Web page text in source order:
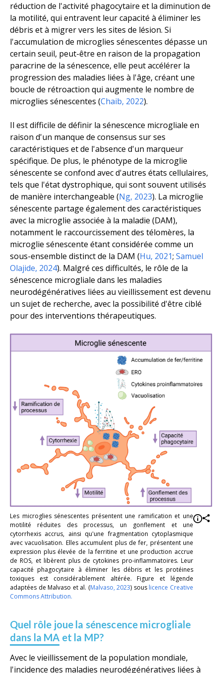
réduction de l'activité phagocytaire et la diminution de
la motilité, qui entravent leur capacité à éliminer les
débris et à migrer vers les sites de lésion. Si
l'accumulation de microglies sénescentes dépasse un
certain seuil, peut-être en raison de la propagation
paracrine de la sénescence, elle peut accélérer la
progression des maladies liées à l'âge, créant une
boucle de rétroaction qui augmente le nombre de
microglies sénescentes (Chaib, 2022).
Il est difficile de définir la sénescence microgliale en
raison d'un manque de consensus sur ses
caractéristiques et de l'absence d'un marqueur
spécifique. De plus, le phénotype de la microglie
sénescente se confond avec d'autres états cellulaires,
tels que l'état dystrophique, qui sont souvent utilisés
de manière interchangeable (Ng, 2023). La microglie
sénescente partage également des caractéristiques
avec la microglie associée à la maladie (DAM),
notamment le raccourcissement des télomères, la
microglie sénescente étant considérée comme un
sous-ensemble distinct de la DAM (Hu, 2021; Samuel
Olajide, 2024). Malgré ces difficultés, le rôle de la
sénescence microgliale dans les maladies
neurodégénératives liées au vieillissement est devenu
un sujet de recherche, avec la possibilité d'être ciblé
pour des interventions thérapeutiques.
Les microglies sénescentes présentent une ramification et une
motilité réduites des processus, un gonflement et une
cytorrhexis accrus, ainsi qu'une fragmentation cytoplasmique
avec vacuolisation. Elles accumulent plus de fer, présentent une
expression plus élevée de la ferritine et une production accrue
de ROS, et libèrent plus de cytokines pro-inflammatoires. Leur
capacité phagocytaire à éliminer les débris et les protéines
toxiques est considérablement altérée. Figure et légende
adaptées de Malvaso et al. (Malvaso, 2023) sous licence Creative
Commons Attribution.
Quel rôle joue la sénescence microgliale
dans la MA et la MP?
Avec le vieillissement de la population mondiale,
l'incidence des maladies neurodégénératives liées à